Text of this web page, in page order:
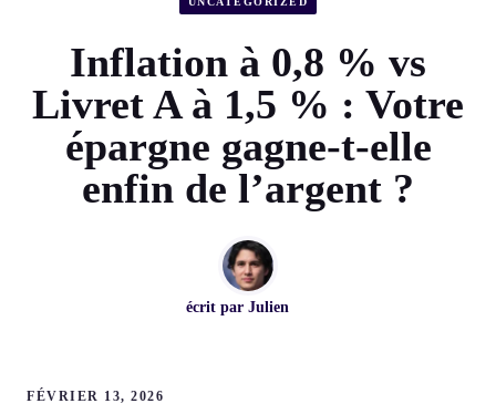
Inflation à 0,8 % vs
Livret A à 1,5 % : Votre
épargne gagne-t-elle
enfin de l’argent ?
écrit par Julien
FÉVRIER 13, 2026